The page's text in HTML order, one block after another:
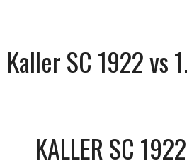
Kaller SC 1922 vs
KALLER SC 1922